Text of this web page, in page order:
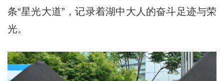
条“星光大道”，记录着湖中大人的奋斗足迹与荣
光。